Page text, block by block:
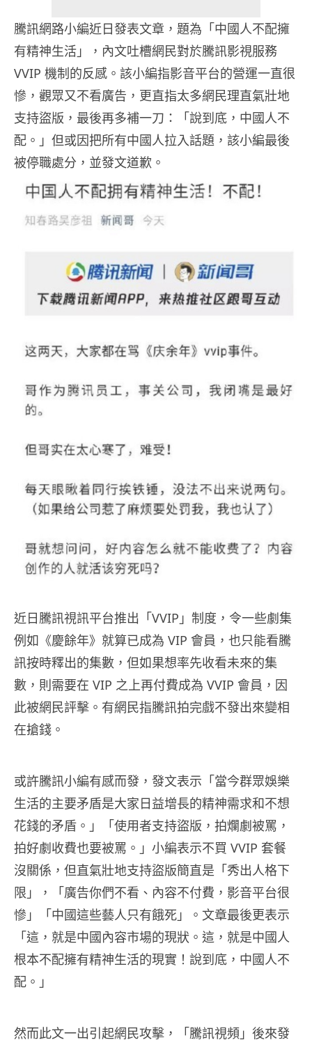
騰訊網路小編近日發表文章，題為「中國人不配擁
有精神生活」，內文吐槽網民對於騰訊影視服務
VVIP 機制的反感。該小編指影音平台的營運一直很
慘，觀眾又不看廣告，更直指太多網民理直氣壯地
支持盜版，最後再多補一刀：「說到底，中國人不
配。」但或因把所有中國人拉入話題，該小編最後
被停職處分，並發文道歉。
近日騰訊視訊平台推出「VVIP」制度，令一些劇集
例如《慶餘年》就算已成為 VIP 會員，也只能看騰
訊按時釋出的集數，但如果想率先收看未來的集
數，則需要在 VIP 之上再付費成為 VVIP 會員，因
此被網民評擊。有網民指騰訊拍完戲不發出來變相
在搶錢。
或許騰訊小編有感而發，發文表示「當今群眾娛樂
生活的主要矛盾是大家日益增長的精神需求和不想
花錢的矛盾。」「使用者支持盜版，拍爛劇被罵，
拍好劇收費也要被罵。」小編表示不買 VVIP 套餐
沒關係，但直氣壯地支持盜版簡直是「秀出人格下
限」，「廣告你們不看、內容不付費，影音平台很
慘」「中國這些藝人只有餓死」。文章最後更表示
「這，就是中國內容市場的現狀。這，就是中國人
根本不配擁有精神生活的現實！說到底，中國人不
配。」
然而此文一出引起網民攻擊，「騰訊視頻」後來發